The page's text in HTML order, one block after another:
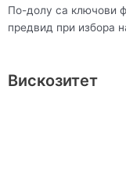
По-долу са ключови
предвид при избора
Вискозитет